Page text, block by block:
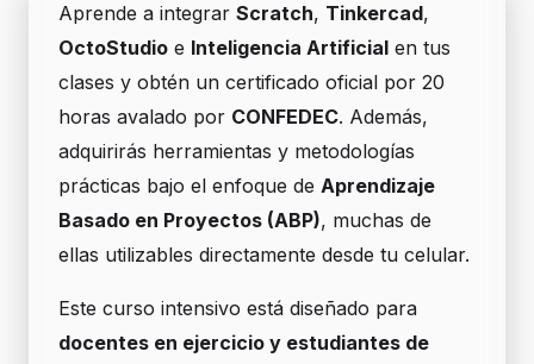
Aprende a integrar Scratch, Tinkercad,
OctoStudio e Inteligencia Artificial en tus
clases y obtén un certificado oficial por 20
horas avalado por CONFEDEC. Además,
adquirirás herramientas y metodologías
prácticas bajo el enfoque de Aprendizaje
Basado en Proyectos (ABP), muchas de
ellas utilizables directamente desde tu celular.
Este curso intensivo está diseñado para
docentes en ejercicio y estudiantes de